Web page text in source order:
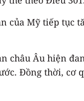
của Mỹ tiếp tục
châu Âu hiện
Đồng thời,